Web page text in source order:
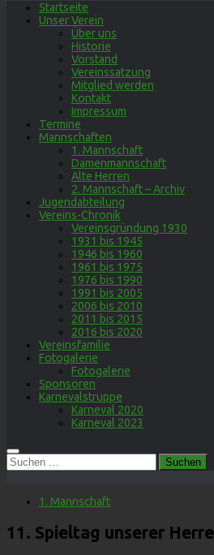
Startseite
Unser Verein
Über uns
Historie
Vorstand
Vereinssatzung
Mitglied werden
Kontakt
Impressum
Termine
Mannschaften
1. Mannschaft
Damenmannschaft
Alte Herren
2. Mannschaft – Archiv
Jugendabteilung
Vereins-Chronik
Vereinsgründung 1930
1931 bis 1945
1946 bis 1960
1961 bis 1975
1976 bis 1990
1991 bis 2005
2006 bis 2010
2011 bis 2015
2016 bis 2020
Vereinsfamilie
Fotogalerie
Fotogalerie
Sponsoren
Karnevalstruppe
Karneval 2020
Karneval 2023
Suchen
nach:
1. Mannschaft
11. Spieltag unserer